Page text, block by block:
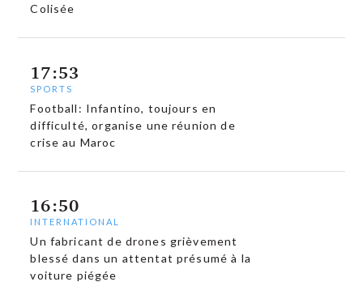
Colisée
17:53
SPORTS
Football: Infantino, toujours en
difficulté, organise une réunion de
crise au Maroc
16:50
INTERNATIONAL
Un fabricant de drones grièvement
blessé dans un attentat présumé à la
voiture piégée